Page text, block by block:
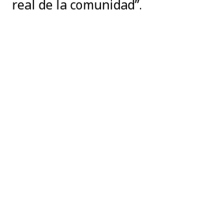
real de la comunidad”.